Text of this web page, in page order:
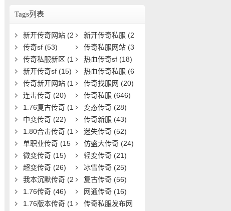
Tags列表
新开传奇网站 (2
5)
新开传奇私服 (2
8)
传奇sf (53) 传奇私服网站 (3
3)
传奇私服新区 (1
9)
热血传奇sf (18)
新开传奇sf (15) 热血传奇私服 (6
1)
传奇新开网站 (1
5)
传奇找服网 (20)
连击传奇 (20) 传奇私服 (646)
1.76复古传奇 (1
9)
变态传奇 (28)
中变传奇 (22) 传奇新服 (43)
1.80合击传奇 (1
8)
迷失传奇 (52)
单职业传奇 (15
1)
仿盛大传奇 (24)
微变传奇 (15) 轻变传奇 (21)
超变传奇 (26) 冰雪传奇 (25)
我本沉默传奇 (2
0)
复古传奇 (56)
1.76传奇 (46) 网通传奇 (16)
1.76版本传奇 (1
传奇私服发布网